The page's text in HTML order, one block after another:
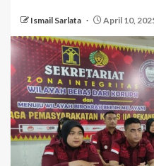
Ismail Sarlata April 10,